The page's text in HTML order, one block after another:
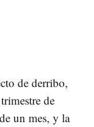
de derribo,
de
un mes, y la